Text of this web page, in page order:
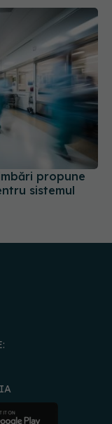
propune
sistemul